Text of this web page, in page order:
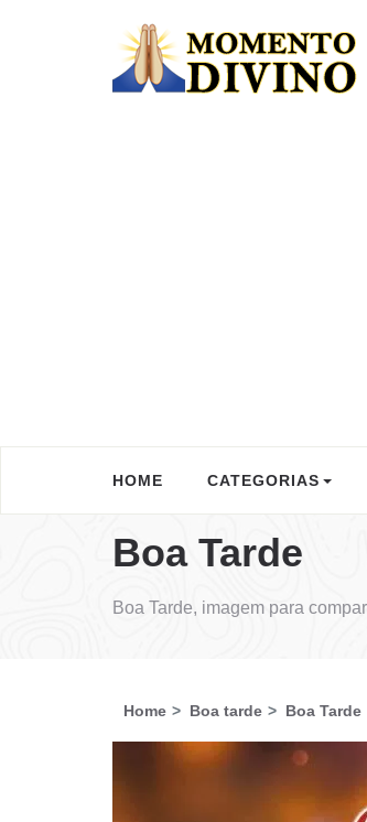
HOME CATEGORIAS
Boa Tarde
Boa Tarde, imagem para
Home Boa tarde Boa Tarde